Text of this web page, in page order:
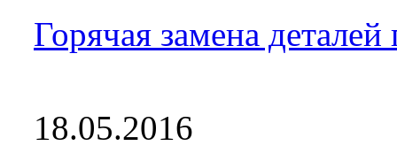
Горячая замена
18.05.2016